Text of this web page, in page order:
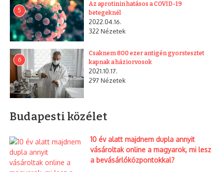
5
Az aprotinin hatásos a COVID-19
betegeknél
2022.04.16.
322 Nézetek
6
Csaknem 800 ezer antigén gyorstesztet
kapnak a háziorvosok
2021.10.17.
297 Nézetek
Budapesti közélet
10 év alatt majdnem dupla annyit
vásároltak online a magyarok, mi lesz
a bevásárlóközpontokkal?